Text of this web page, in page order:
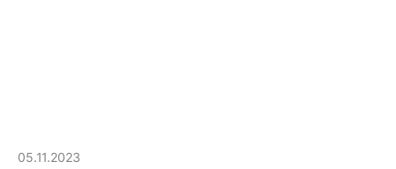
05.11.2023